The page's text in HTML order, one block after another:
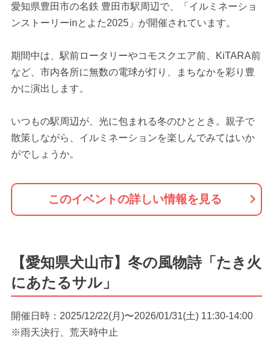
愛知県豊田市の名鉄 豊田市駅周辺で、「イルミネーショ
ンストーリーinとよた2025」が開催されています。
期間中は、駅前ロータリーやコモスクエア前、KiTARA前
など、市内各所に無数の電球が灯り、まちなかを彩り豊
かに演出します。
いつもの駅周辺が、光に包まれる冬のひととき。親子で
散策しながら、イルミネーションを楽しんでみてはいか
がでしょうか。
このイベントの詳しい情報を見る
【愛知県犬山市】冬の風物詩「たき火
にあたるサル」
開催日時：2025/12/22(月)〜2026/01/31(土) 11:30-14:00
※雨天決行、荒天時中止